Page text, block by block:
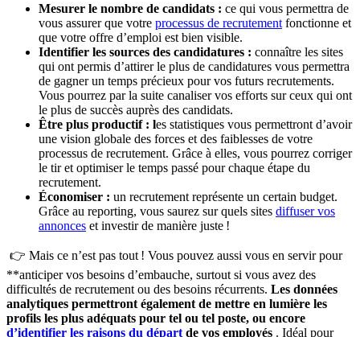
Mesurer le nombre de candidats : ce qui vous permettra de
vous assurer que votre processus de recrutement fonctionne et
que votre offre d’emploi est bien visible.
Identifier les sources des candidatures : connaître les sites
qui ont permis d’attirer le plus de candidatures vous permettra
de gagner un temps précieux pour vos futurs recrutements.
Vous pourrez par la suite canaliser vos efforts sur ceux qui ont
le plus de succès auprès des candidats.
Être plus productif : les statistiques vous permettront d’avoir
une vision globale des forces et des faiblesses de votre
processus de recrutement. Grâce à elles, vous pourrez corriger
le tir et optimiser le temps passé pour chaque étape du
recrutement.
Économiser : un recrutement représente un certain budget.
Grâce au reporting, vous saurez sur quels sites diffuser vos
annonces et investir de manière juste !
👉 Mais ce n’est pas tout ! Vous pouvez aussi vous en servir pour
**anticiper vos besoins d’embauche, surtout si vous avez des
difficultés de recrutement ou des besoins récurrents. Les données
analytiques permettront également de mettre en lumière les
profils les plus adéquats pour tel ou tel poste, ou encore
d’identifier les raisons du départ de vos employés . Idéal pour